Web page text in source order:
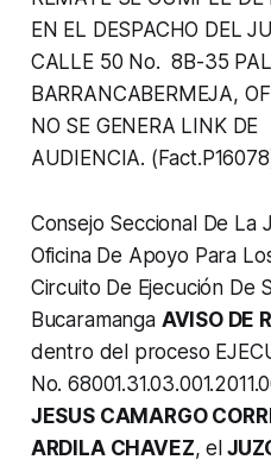
EN EL DESPACHO DEL
CALLE 50 No. 8B-35
BARRANCABERMEJA,
NO SE GENERA LINK DE
AUDIENCIA.
Consejo Seccional De La
Oficina De Apoyo Para
Circuito De Ejecución De
Bucaramanga AVISO DE
dentro del proceso
No.
JESUS CAMARGO
ARDILA CHAVEZ, el